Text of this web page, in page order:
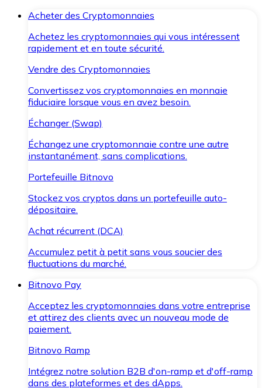
Acheter des Cryptomonnaies
Achetez les cryptomonnaies qui vous intéressent
rapidement et en toute sécurité.
Vendre des Cryptomonnaies
Convertissez vos cryptomonnaies en monnaie
fiduciaire lorsque vous en avez besoin.
Échanger (Swap)
Échangez une cryptomonnaie contre une autre
instantanément, sans complications.
Portefeuille Bitnovo
Stockez vos cryptos dans un portefeuille auto-
dépositaire.
Achat récurrent (DCA)
Accumulez petit à petit sans vous soucier des
fluctuations du marché.
Bitnovo Pay
Acceptez les cryptomonnaies dans votre entreprise
et attirez des clients avec un nouveau mode de
paiement.
Bitnovo Ramp
Intégrez notre solution B2B d'on-ramp et d'off-ramp
dans des plateformes et des dApps.